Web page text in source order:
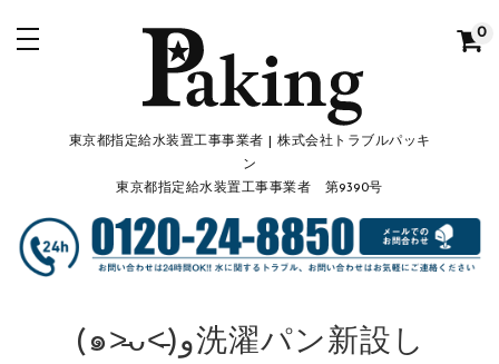
東京都指定給水装置工事事業者 | 株式会社トラブルパッキ
ン
東京都指定給水装置工事事業者 第9390号
0
(๑˃̵ᴗ˂̵)و洗濯パン新設し